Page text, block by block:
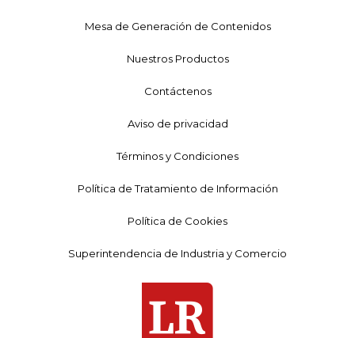
Mesa de Generación de Contenidos
Nuestros Productos
Contáctenos
Aviso de privacidad
Términos y Condiciones
Política de Tratamiento de Información
Política de Cookies
Superintendencia de Industria y Comercio